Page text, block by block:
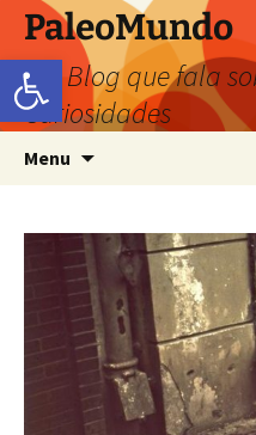
Abrir a barra
PaleoMundo
um Blog que fala
Curiosidades
Menu